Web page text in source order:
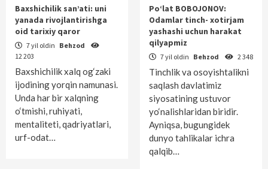
Baxshichilik san’ati: uni
yanada rivojlantirishga
oid tarixiy qaror
7 yil oldin Behzod
12 203
Baxshichilik xalq og‘zaki
ijodining yorqin namunasi.
Unda har bir xalqning
o‘tmishi, ruhiyati,
mentaliteti, qadriyatlari,
urf-odat…
Po‘lat BOBOJONOV:
Odamlar tinch- xotirjam
yashashi uchun harakat
qilyapmiz
7 yil oldin Behzod 2 348
Tinchlik va osoyishtalikni
saqlash davlatimiz
siyosatining ustuvor
yo‘nalishlaridan biridir.
Ayniqsa, bugungidek
dunyo tahlikalar ichra
qalqib…